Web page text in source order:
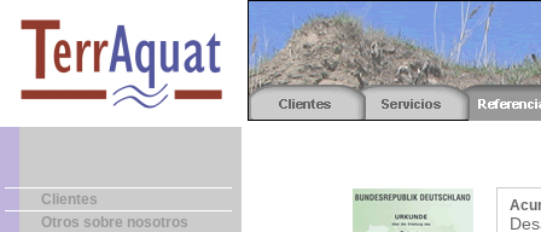
Clientes
Otros sobre nosotros